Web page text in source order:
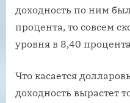
доходность по ним
процента, то совсем
уровня в 8,40
Что касается
доходность вырастет